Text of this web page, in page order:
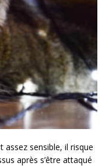
sensible, il risque
après s’être attaqué